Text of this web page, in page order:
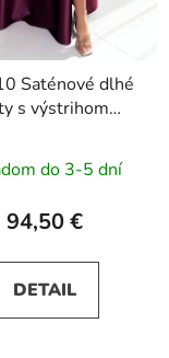
Saténové dlhé
s výstrihom
do 3-5 dní
94,50 €
DETAIL